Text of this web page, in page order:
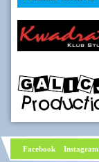
Facebook Instagram